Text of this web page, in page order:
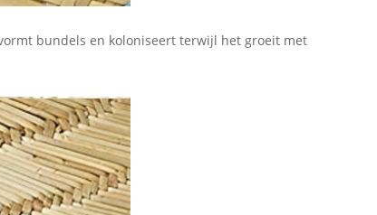
bundels en koloniseert terwijl het groeit met